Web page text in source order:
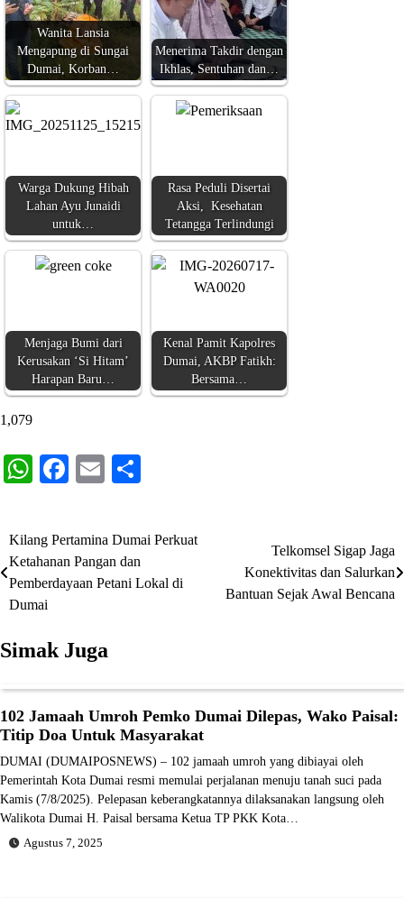
Wanita Lansia
Mengapung di Sungai
Dumai, Korban…
Menerima Takdir dengan
Ikhlas, Sentuhan dan…
Warga Dukung Hibah
Lahan Ayu Junaidi
untuk…
Rasa Peduli Disertai
Aksi, Kesehatan
Tetangga Terlindungi
Menjaga Bumi dari
Kerusakan ‘Si Hitam’
Harapan Baru…
Kenal Pamit Kapolres
Dumai, AKBP Fatikh:
Bersama…
1,079
WhatsApp
Facebook
Email
Navigasi
pos
Kilang Pertamina Dumai Perkuat
Ketahanan Pangan dan
Pemberdayaan Petani Lokal di
Dumai
Telkomsel Sigap Jaga
Konektivitas dan Salurkan
Bantuan Sejak Awal Bencana
Simak Juga
102 Jamaah Umroh Pemko Dumai Dilepas, Wako Paisal:
Titip Doa Untuk Masyarakat
DUMAI (DUMAIPOSNEWS) – 102 jamaah umroh yang dibiayai oleh
Pemerintah Kota Dumai resmi memulai perjalanan menuju tanah suci pada
Kamis (7/8/2025). Pelepasan keberangkatannya dilaksanakan langsung oleh
Walikota Dumai H. Paisal bersama Ketua TP PKK Kota…
Agustus 7, 2025